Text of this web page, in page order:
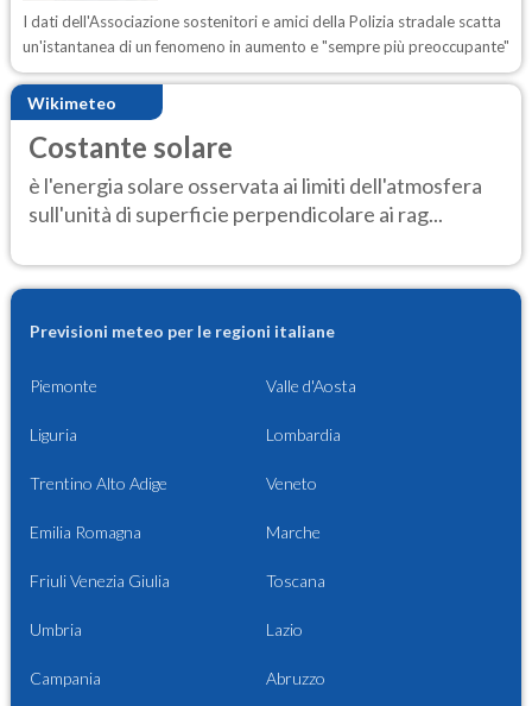
I dati dell'Associazione sostenitori e amici della Polizia stradale scatta
un'istantanea di un fenomeno in aumento e "sempre più preoccupante"
Wikimeteo
Costante solare
è l'energia solare osservata ai limiti dell'atmosfera
sull'unità di superficie perpendicolare ai rag...
Previsioni meteo per le regioni italiane
Piemonte Valle d'Aosta
Liguria Lombardia
Trentino Alto Adige Veneto
Emilia Romagna Marche
Friuli Venezia Giulia Toscana
Umbria Lazio
Campania Abruzzo